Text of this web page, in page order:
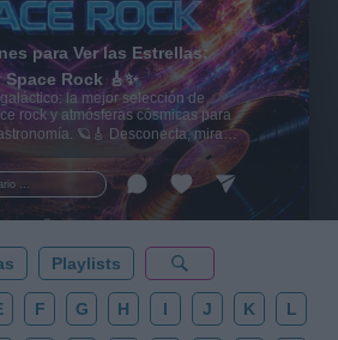
...
para Ver las Estrellas:
Rock 🎸✨
la mejor selección de
rock y atmósferas cósmicas para
🪐🎸 Desconecta, mira
siente la gravedad cero. 💾 ¡Guarda
tu próxima noche estrellada!
Playlists
F G H I J K L